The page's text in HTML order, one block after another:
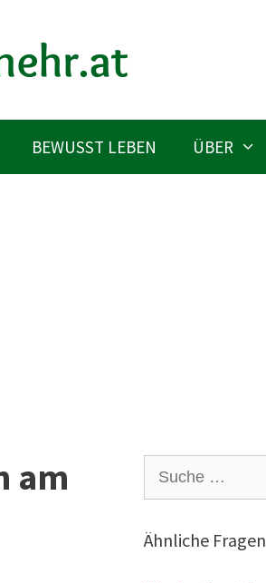
BEWUSST LEBEN ÜBER
am
nach:
Ähnliche Fragen